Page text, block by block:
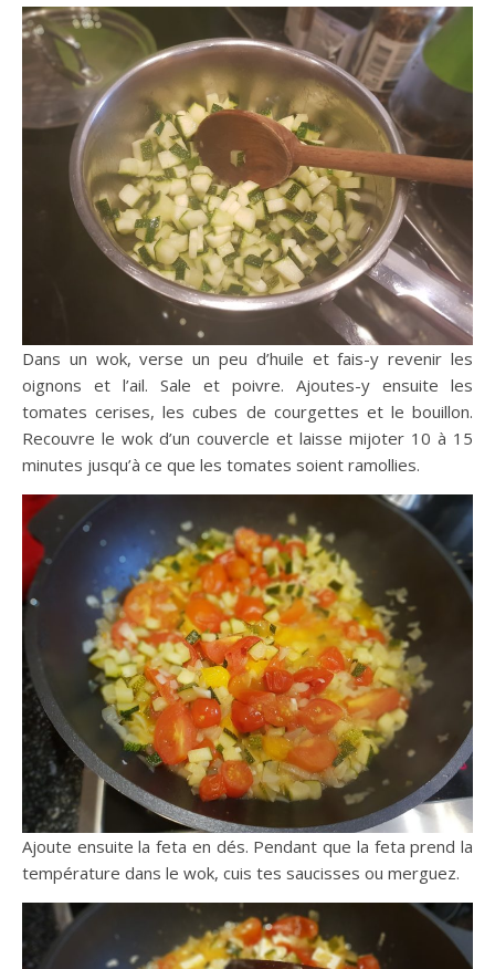
Dans un wok, verse un peu d’huile et fais-y revenir les
oignons et l’ail. Sale et poivre. Ajoutes-y ensuite les
tomates cerises, les cubes de courgettes et le bouillon.
Recouvre le wok d’un couvercle et laisse mijoter 10 à 15
minutes jusqu’à ce que les tomates soient ramollies.
Ajoute ensuite la feta en dés. Pendant que la feta prend la
température dans le wok, cuis tes saucisses ou merguez.